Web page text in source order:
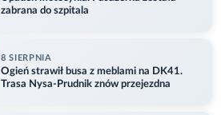
zabrana do szpitala
8 SIERPNIA
Ogień strawił busa z meblami na DK41.
Trasa Nysa-Prudnik znów przejezdna